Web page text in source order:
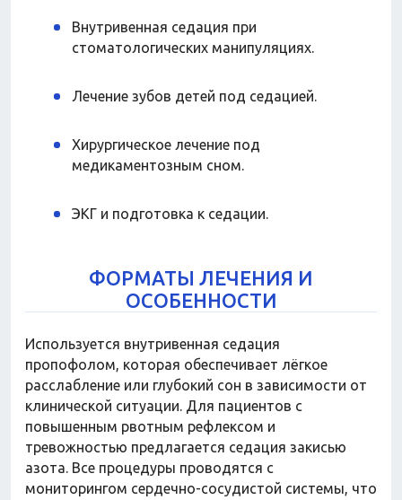
Внутривенная седация при
стоматологических манипуляциях.
Лечение зубов детей под седацией.
Хирургическое лечение под
медикаментозным сном.
ЭКГ и подготовка к седации.
ФОРМАТЫ ЛЕЧЕНИЯ И
ОСОБЕННОСТИ
Используется внутривенная седация
пропофолом, которая обеспечивает лёгкое
расслабление или глубокий сон в зависимости от
клинической ситуации. Для пациентов с
повышенным рвотным рефлексом и
тревожностью предлагается седация закисью
азота. Все процедуры проводятся с
мониторингом сердечно-сосудистой системы, что